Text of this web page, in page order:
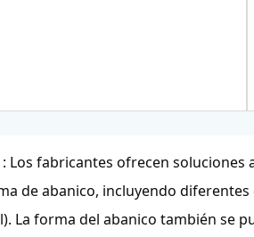
: Los fabricantes ofrecen soluciones
de abanico, incluyendo
La forma del abanico también se